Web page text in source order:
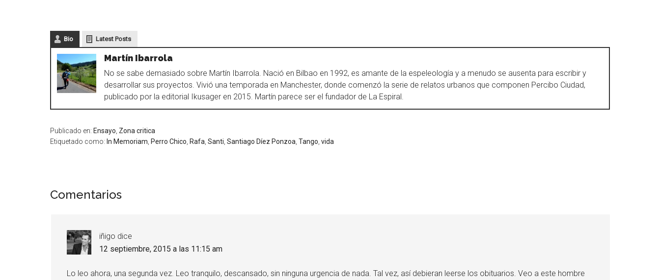
Bio Latest Posts
Martín Ibarrola
No se sabe demasiado sobre Martín Ibarrola. Nació en Bilbao en 1992, es amante de la espeleología y a menudo se ausenta para escribir y
desarrollar sus proyectos. Vivió una temporada en Manchester, donde comenzó la serie de relatos urbanos que componen Percibo Ciudad,
publicado por la editorial Ikusager en 2015. Martín parece ser el fundador de La Espiral.
Publicado en: Ensayo Zona critica
Etiquetado como: In Memoriam Perro Chico Rafa Santi Santiago Díez Ponzoa Tango vida
Comentarios
iñigo dice
12 septiembre, 2015 a las 11:15 am
Lo leo ahora, una segunda vez. Leo tranquilo, descansado, sin ninguna urgencia de nada. Tal vez, así debieran leerse los obituarios. Veo a este hombre